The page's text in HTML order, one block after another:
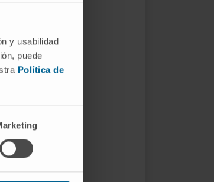
y usabilidad
puede
Política de